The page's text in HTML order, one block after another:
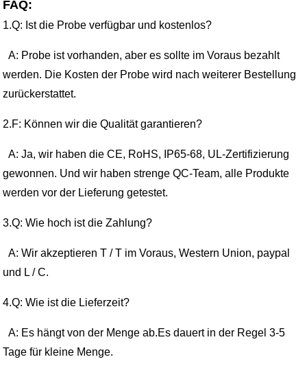
FAQ:
1.Q: Ist die Probe verfügbar und kostenlos?
A: Probe ist vorhanden, aber es sollte im Voraus bezahlt
werden. Die Kosten der Probe wird nach weiterer Bestellung
zurückerstattet.
2.F: Können wir die Qualität garantieren?
A: Ja, wir haben die CE, RoHS, IP65-68, UL-Zertifizierung
gewonnen. Und wir haben strenge QC-Team, alle Produkte
werden vor der Lieferung getestet.
3.Q: Wie hoch ist die Zahlung?
A: Wir akzeptieren T / T im Voraus, Western Union, paypal
und L / C.
4.Q: Wie ist die Lieferzeit?
A: Es hängt von der Menge ab.Es dauert in der Regel 3-5
Tage für kleine Menge.